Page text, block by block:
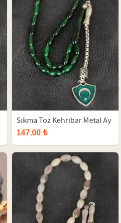
Sıkma Toz Kehribar Metal Ay
Yıldız İmameli Tesbih
147,00 ₺